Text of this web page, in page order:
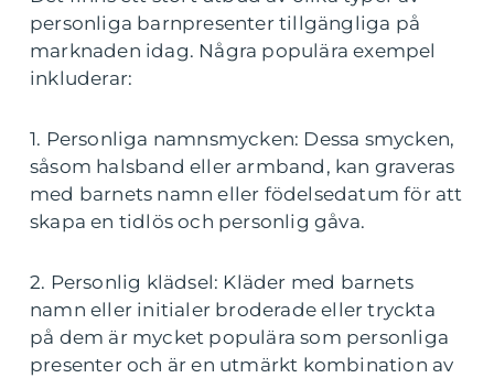
personliga barnpresenter tillgängliga på
marknaden idag. Några populära exempel
inkluderar:
1. Personliga namnsmycken: Dessa smycken,
såsom halsband eller armband, kan graveras
med barnets namn eller födelsedatum för att
skapa en tidlös och personlig gåva.
2. Personlig klädsel: Kläder med barnets
namn eller initialer broderade eller tryckta
på dem är mycket populära som personliga
presenter och är en utmärkt kombination av